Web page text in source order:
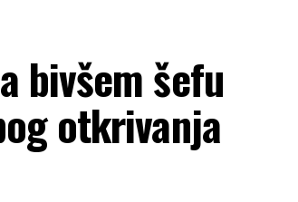
bivšem šefu
otkrivanja